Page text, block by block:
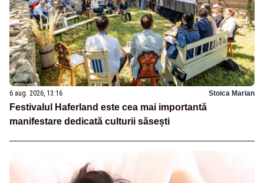
6 aug. 2026, 13:16 Stoica Marian
Festivalul Haferland este cea mai importantă
manifestare dedicată culturii săsești